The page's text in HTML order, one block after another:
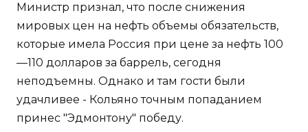
Министр признал, что после снижения
мировых цен на нефть объемы обязательств,
которые имела Россия при цене за нефть 100
—110 долларов за баррель, сегодня
неподъемны. Однако и там гости были
удачливее - Кольяно точным попаданием
принес "Эдмонтону" победу.